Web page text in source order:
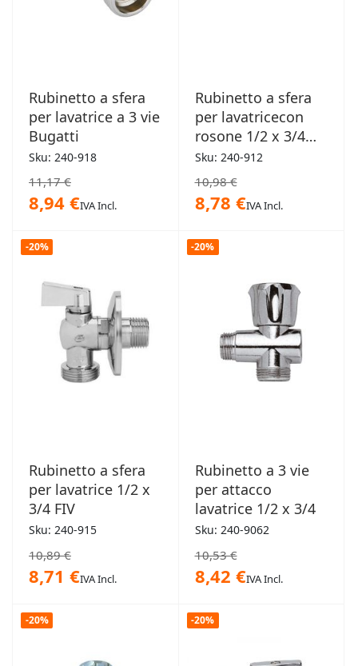
Rubinetto a sfera
per lavatrice a 3 vie
Bugatti
Sku: 240-918
11,17 €
8,94 €IVA Incl.
Rubinetto a sfera
per lavatricecon
rosone 1/2 x 3/4
PN10
Sku: 240-912
10,98 €
8,78 €IVA Incl.
-20%
Rubinetto a sfera
per lavatrice 1/2 x
3/4 FIV
Sku: 240-915
10,89 €
8,71 €IVA Incl.
-20%
Rubinetto a 3 vie
per attacco
lavatrice 1/2 x 3/4
Sku: 240-9062
10,53 €
8,42 €IVA Incl.
-20% -20%